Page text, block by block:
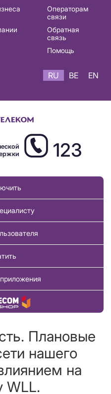
Операторам
связи
Обратная
связь
Помощь
RU BE EN
123
товар
Плановые
нашего
на
WLL.